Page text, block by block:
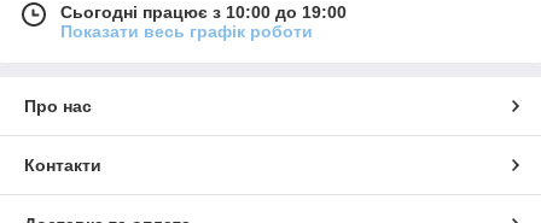
Сьогодні працює з 10:00 до 19:00
Показати весь графік роботи
Про нас
Контакти